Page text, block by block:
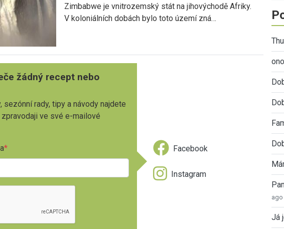
Zimbabwe je vnitrozemský stát na jihovýchodě Afriky.
V koloniálních dobách bylo toto území zná…
žádný recept nebo
sezónní rady, tipy a návody najdete
ve své e-mailové
Facebook
Instagram
ago
Já